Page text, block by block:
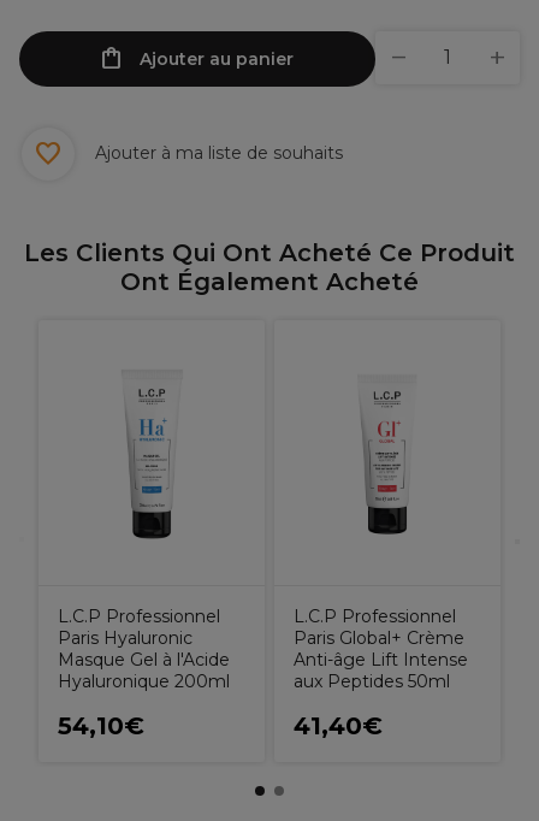
Ajouter au panier
Ajouter à ma liste de souhaits
Les Clients Qui Ont Acheté Ce Produit
Ont Également Acheté
L.C.P Professionnel
Paris Hyaluronic
Masque Gel à l'Acide
Hyaluronique 200ml
54,10€
L.C.P Professionnel
Paris Global+ Crème
Anti-âge Lift Intense
aux Peptides 50ml
41,40€